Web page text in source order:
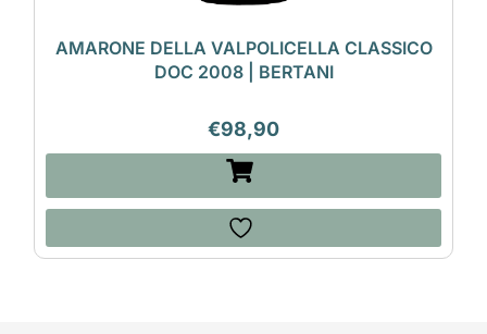
AMARONE DELLA VALPOLICELLA CLASSICO
DOC 2008 | BERTANI
€98,90